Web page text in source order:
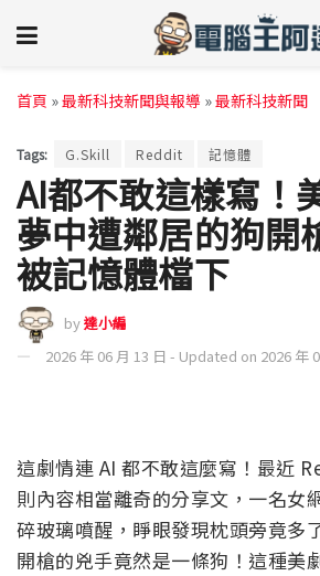
首頁 »最新科技新聞與報導 »最新科技新聞
Tags: G.Skill Reddit 記憶體
AI都不敢這樣寫！
夢中遭鄰居的狗開
被記憶體檔下
by達小編
2026 年 06 月 13 日 - Updated on 2026 年
這劇情連 AI 都不敢這麼寫！最近
則內容相當離奇的分享文，一名女
碎玻璃噴醒，睜眼發現枕頭旁竟多
開槍的兇手竟然是一條狗！這種美